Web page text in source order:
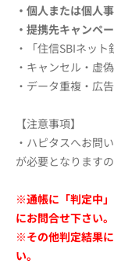
・個人または個人
・提携先キャンペ
・「住信SBIネッ
・キャンセル・虚
・データ重複・広
【注意事項】
・ハピタスへお問
が必要となります
※通帳に「判定中
にお問合せ下さい。
※その他判定結果
い。